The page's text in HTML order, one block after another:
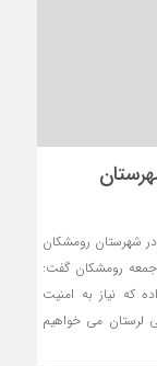
شهرستان رومشکان
جمعه رومشکان گفت:
که نیاز به امنیت
لرستان می خواهیم